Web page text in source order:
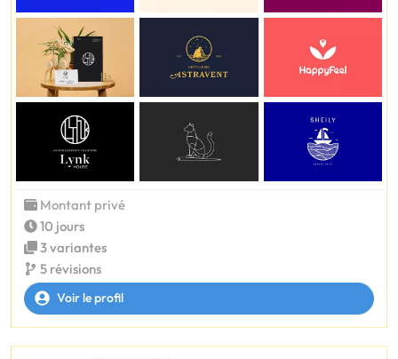
Montant privé
10 jours
3 variantes
5 révisions
Voir le profil